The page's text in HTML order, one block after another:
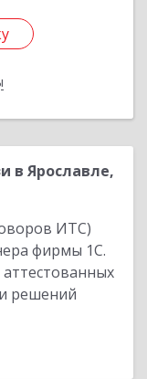
в Ярославле,
ИТС)
фирмы 1С.
решений